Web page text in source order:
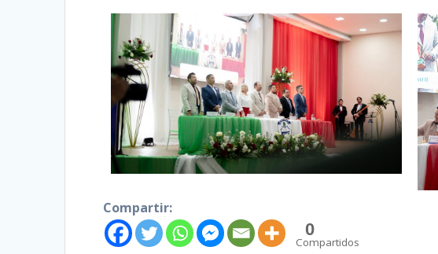
Compartir:
0
Compartidos